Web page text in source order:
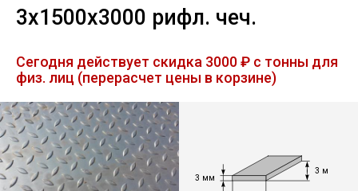
Лист
Уголок
Балка
3х1500х3000 рифл. чеч.
Сегодня действует скидка 3000 ₽ с тонны для
физ. лиц (перерасчет цены в корзине)
3 мм
3 м